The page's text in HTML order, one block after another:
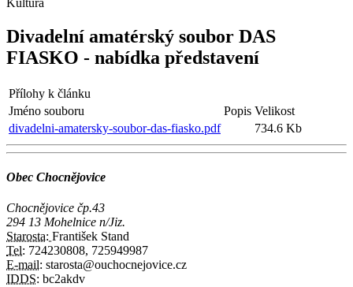
Divadelní amatérský soubor DAS
FIASKO - nabídka představení
Přílohy k článku
Jméno souboru
Popis Velikost
divadelni-amatersky-soubor-das-fiasko.pdf
734.6 Kb
Obec Chocnějovice
Chocnějovice čp.43
294 13 Mohelnice n/Jiz.
Starosta: František Stand
Tel: 724230808, 725949987
E-mail: starosta@ouchocnejovice.cz
IDDS: bc2akdv